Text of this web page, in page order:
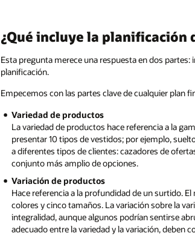
¿Qué incluye la planificación
Esta pregunta merece una respuesta en dos
planificación.
Empecemos con las partes clave de cualquier plan
Variedad de productos
La variedad de productos hace referencia a la
presentar 10 tipos de vestidos; por ejemplo,
a diferentes tipos de clientes: cazadores de
conjunto más amplio de opciones.
Variación de productos
Hace referencia a la profundidad de un surtido.
colores y cinco tamaños. La variación sobre la
integralidad, aunque algunos podrían sentirse
adecuado entre la variedad y la variación, deben